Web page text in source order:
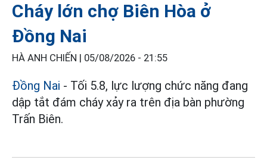
Cháy lớn chợ Biên Hòa ở
Đồng Nai
HÀ ANH CHIẾN | 05/08/2026 - 21:55
Đồng Nai - Tối 5.8, lực lượng chức năng đang
dập tắt đám cháy xảy ra trên địa bàn phường
Trấn Biên.